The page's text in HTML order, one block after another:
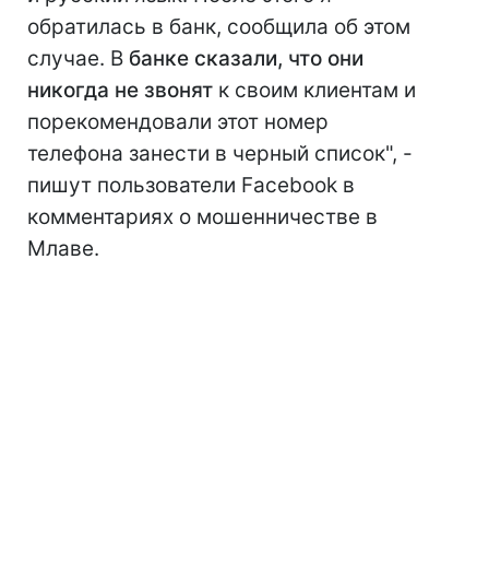
обратилась в банк, сообщила об этом
случае. В банке сказали, что они
никогда не звонят к своим клиентам и
порекомендовали этот номер
телефона занести в черный список", -
пишут пользователи Facebook в
комментариях о мошенничестве в
Млаве.